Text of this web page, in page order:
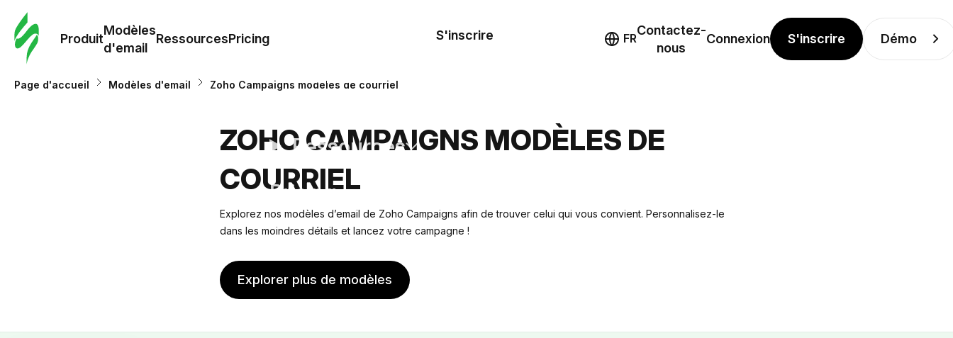
Produit
Modèles
d'email
RessourcesPricing
Modèles
d'email
Ressources
Pricing
S'inscrire FR
Contactez-
nous
Connexion S'inscrire Démo
Page d'accueil Modèles d'email Zoho Campaigns modèles de courriel
ZOHO CAMPAIGNS MODÈLES DE
COURRIEL
Explorez nos modèles d’email de Zoho Campaigns afin de trouver celui qui vous convient. Personnalisez-le
dans les moindres détails et lancez votre campagne !
Explorer plus de modèles